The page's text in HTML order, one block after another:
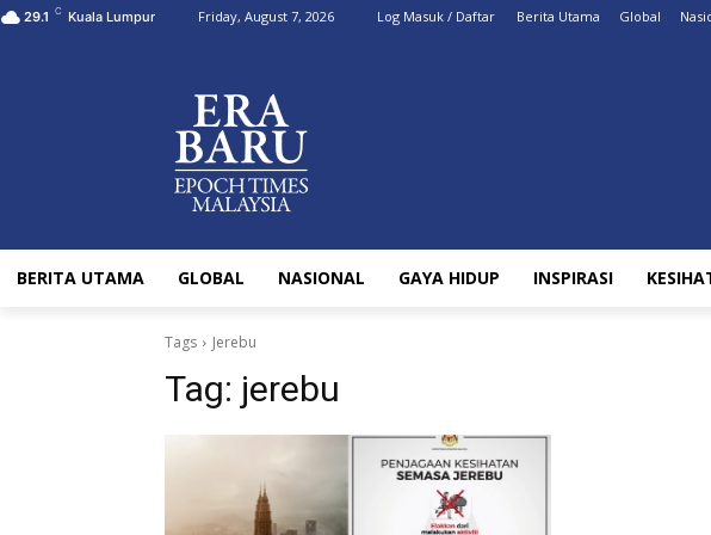
29.1 C Kuala Lumpur Friday, August 7, 2026 Log Masuk / Daftar Berita Utama Global
BERITA UTAMA GLOBAL NASIONAL GAYA HIDUP INSPIRASI
Tags Jerebu
Tag: jerebu